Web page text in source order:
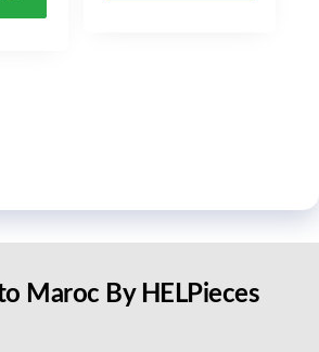
Maroc By HELPieces